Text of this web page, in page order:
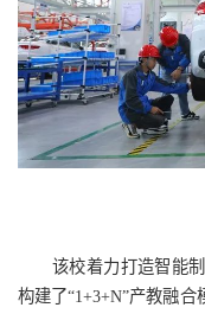
该校着力打造智能
构建了“1+3+N”产教融